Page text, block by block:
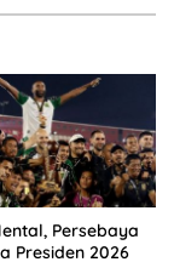
Persebaya
Presiden 2026